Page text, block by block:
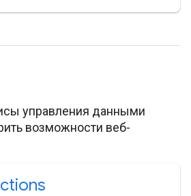
управления данными
возможности веб-